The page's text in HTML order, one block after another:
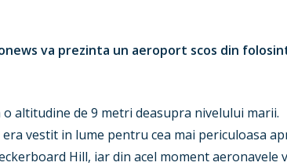
va prezinta un aeroport scos din
altitudine de 9 metri deasupra nivelului marii.
vestit in lume pentru cea mai periculoasa
Hill, iar din acel moment aeronavele